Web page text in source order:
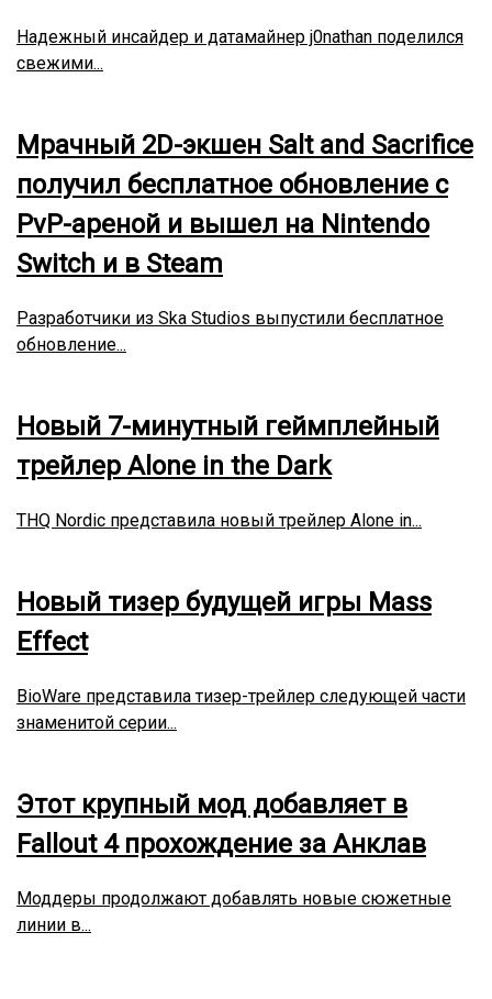
Надежный инсайдер и датамайнер j0nathan поделился
свежими...
Мрачный 2D-экшен Salt and Sacrifice
получил бесплатное обновление с
PvP-ареной и вышел на Nintendo
Switch и в Steam
Разработчики из Ska Studios выпустили бесплатное
обновление...
Новый 7-минутный геймплейный
трейлер Alone in the Dark
THQ Nordic представила новый трейлер Alone in...
Новый тизер будущей игры Mass
Effect
BioWare представила тизер-трейлер следующей части
знаменитой серии...
Этот крупный мод добавляет в
Fallout 4 прохождение за Анклав
Моддеры продолжают добавлять новые сюжетные
линии в...